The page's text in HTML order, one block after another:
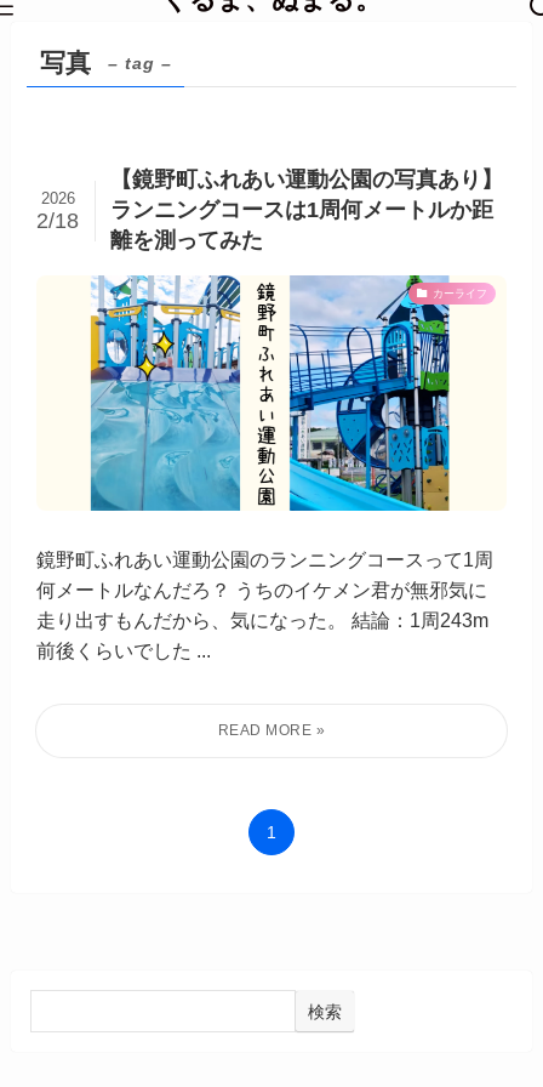
写真 – tag –
【鏡野町ふれあい運動公園の写真あり】
ランニングコースは1周何メートルか距
離を測ってみた
2026
2/18
カーライフ
鏡野町ふれあい運動公園のランニングコースって1周
何メートルなんだろ？ うちのイケメン君が無邪気に
走り出すもんだから、気になった。 結論：1周243m
前後くらいでした ...
1
検索